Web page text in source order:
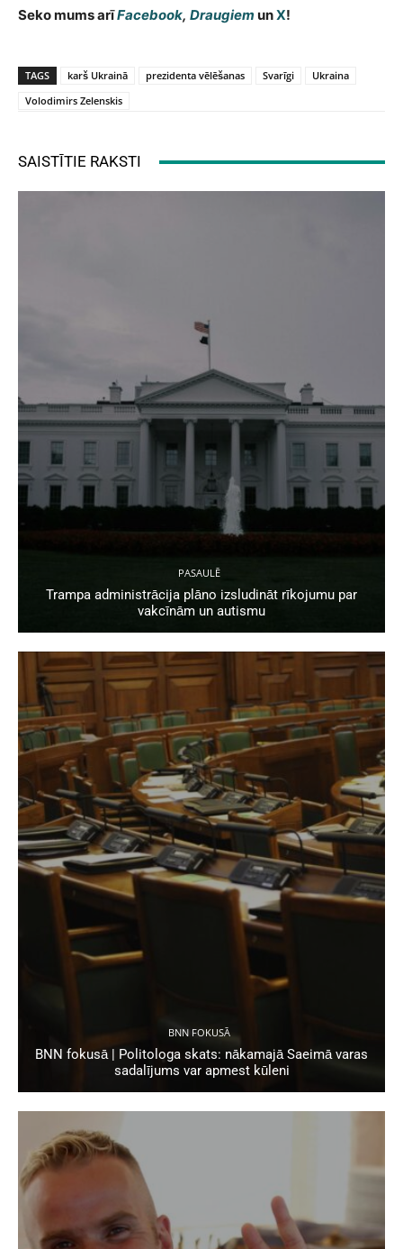
Seko mums arīFacebook, Draugiem unX!
TAGS karš Ukrainā prezidenta vēlēšanas Svarīgi
Ukraina
Volodimirs Zelenskis
SAISTĪTIE RAKSTI
PASAULĒ
Trampa administrācija plāno izsludināt rīkojumu par
vakcīnām un autismu
BNN FOKUSĀ
BNN fokusā | Politologa skats: nākamajā Saeimā varas
sadalījums var apmest kūleni